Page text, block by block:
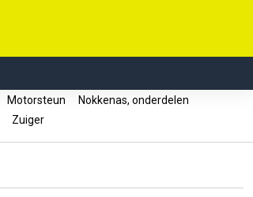
Motorsteun
Nokkenas, onderdelen
Zuiger